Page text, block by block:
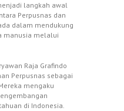
langkah awal
Perpusnas dan
dalam mendukung
manusia melalui
Raja Grafindo
Perpusnas sebagai
mengaku
di Indonesia.